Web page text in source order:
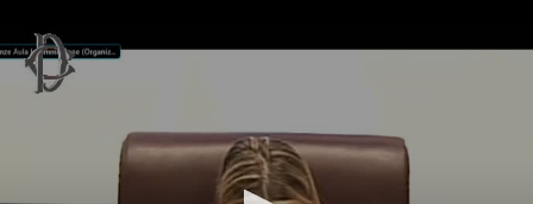
WebTV Camera dei Deputati
Vai al menu di navigazione
Contenuto